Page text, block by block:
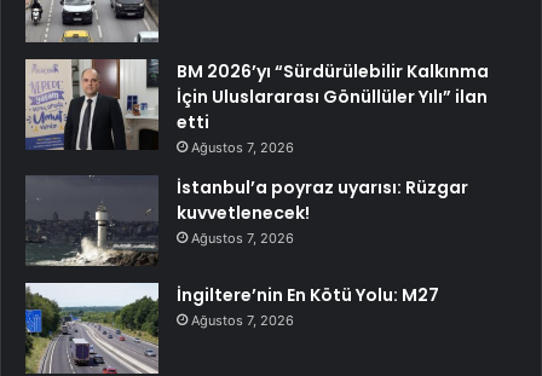
BM 2026’yı “Sürdürülebilir Kalkınma
İçin Uluslararası Gönüllüler Yılı” ilan
etti
Ağustos 7, 2026
İstanbul’a poyraz uyarısı: Rüzgar
kuvvetlenecek!
Ağustos 7, 2026
İngiltere’nin En Kötü Yolu: M27
Ağustos 7, 2026